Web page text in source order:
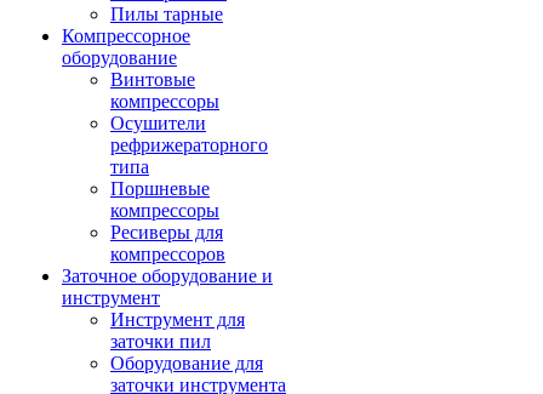
Пилы тарные
Компрессорное
оборудование
Винтовые
компрессоры
Осушители
рефрижераторного
типа
Поршневые
компрессоры
Ресиверы для
компрессоров
Заточное оборудование и
инструмент
Инструмент для
заточки пил
Оборудование для
заточки инструмента